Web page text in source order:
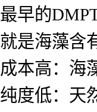
最早的
就是海藻含
成本高：海
纯度低：天